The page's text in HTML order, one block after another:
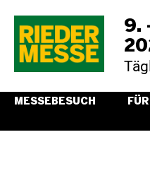
9.
MESSEBESUCH